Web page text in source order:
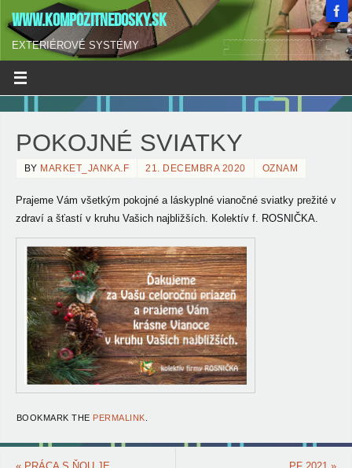
WWW.KOMPOZITNEDOSKY.SK
EXTERIÉROVÉ SYSTÉMY
POKOJNÉ SVIATKY
BY MARKET_JANKA.F 21. DECEMBRA 2020 OZNAM
Prajeme Vám všetkým pokojné a láskyplné vianočné sviatky prežité v
zdraví a šťastí v kruhu Vašich najbližších. Kolektív f. ROSNIČKA.
BOOKMARK THE PERMALINK